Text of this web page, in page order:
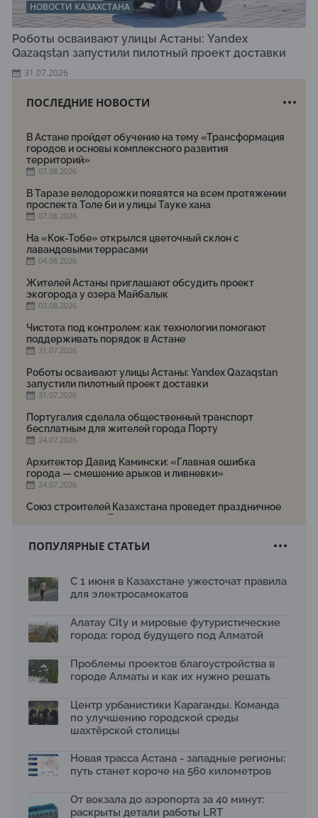
НОВОСТИ КАЗАХСТАНА
Роботы осваивают улицы Астаны: Yandex
Qazaqstan запустили пилотный проект доставки
31.07.2026
ПОСЛЕДНИЕ НОВОСТИ
В Астане пройдет обучение на тему «Трансформация
городов и основы комплексного развития
территорий»
07.08.2026
В Таразе велодорожки появятся на всем протяжении
проспекта Толе би и улицы Тауке хана
07.08.2026
На «Кок-Тобе» открылся цветочный склон с
лавандовыми террасами
04.08.2026
Жителей Астаны приглашают обсудить проект
экогорода у озера Майбалык
03.08.2026
Чистота под контролем: как технологии помогают
поддерживать порядок в Астане
31.07.2026
Роботы осваивают улицы Астаны: Yandex Qazaqstan
запустили пилотный проект доставки
31.07.2026
Португалия сделала общественный транспорт
бесплатным для жителей города Порту
24.07.2026
Архитектор Давид Камински: «Главная ошибка
города — смешение арыков и ливневки»
24.07.2026
Союз строителей Казахстана проведет праздничное
мероприятие ко Дню строителя
Новый Строительный кодекс: что изменилось для
17.07.2026
рободоставки в Астане
15.07.2026
2026 принимает заявки до 31 июля
13.07.2026
темой новой выставки в «Целинном»
13.07.2026
Қазақстан»: воспитанники подарили вторую жизнь
отходам
08.07.2026
Ко Дню столицы в Нуре благоустроили шесть
общественных пространств
ПОПУЛЯРНЫЕ СТАТЬИ
С 1 июня в Казахстане ужесточат правила
для электросамокатов
Алатау City и мировые футуристические
города: город будущего под Алматой
Проблемы проектов благоустройства в
городе Алматы и как их нужно решать
Центр урбанистики Караганды. Команда
по улучшению городской среды
шахтёрской столицы
Новая трасса Астана - западные регионы:
путь станет короче на 560 километров
От вокзала до аэропорта за 40 минут:
раскрыты детали работы LRT